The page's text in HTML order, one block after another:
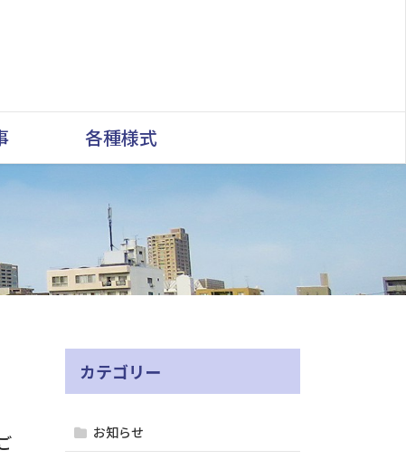
各種様式
カテゴリー
お知らせ